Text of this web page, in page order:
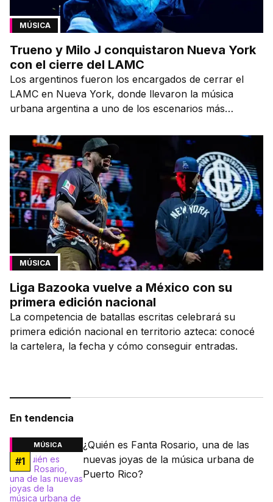
MÚSICA
Trueno y Milo J conquistaron Nueva York
con el cierre del LAMC
Los argentinos fueron los encargados de cerrar el
LAMC en Nueva York, donde llevaron la música
urbana argentina a uno de los escenarios más
MÚSICA
Liga Bazooka vuelve a México con su
primera edición nacional
La competencia de batallas escritas celebrará su
primera edición nacional en territorio azteca: conocé
la cartelera, la fecha y cómo conseguir entradas.
En tendencia
MÚSICA
#1
¿Quién es Fanta Rosario, una de las
nuevas joyas de la música urbana de
Puerto Rico?